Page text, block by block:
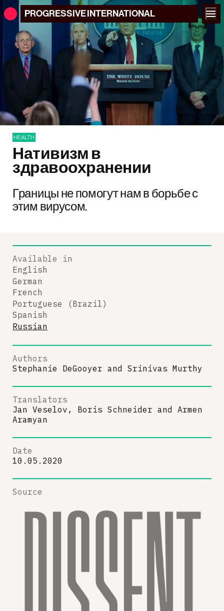
PROGRESSIVEINTERNATIONAL
HEALTH
Нативизм в
здравоохранении
Границы не помогут нам в борьбе с
этим вирусом.
Available in
English
German
French
Portuguese (Brazil)
Spanish
Russian
Authors
Stephanie DeGooyer and Srinivas Murthy
Translators
Jan Veselov, Boris Schneider and Armen
Aramyan
Date
10.05.2020
Source